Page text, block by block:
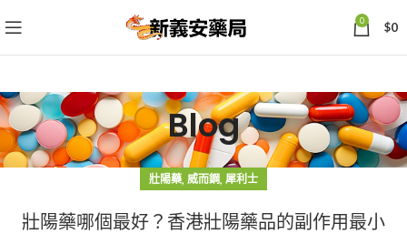
0 $0
Blog
壯陽藥, 威而鋼, 犀利士
壯陽藥哪個最好？香港壯陽藥品的副作用最小